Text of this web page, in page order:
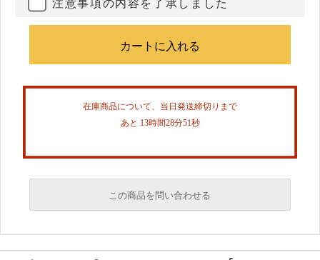
注意事項の内容を了承しました
在庫商品について、当日発送締切りまで
あと 13時間28分51秒
この商品を問い合わせる